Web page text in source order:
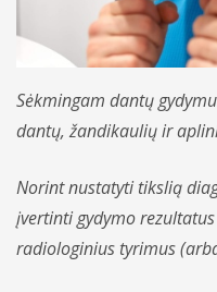
Kardiologija
Sėkmingam dantų
dantų, žandikaulių ir
Norint nustatyti tikslią
įvertinti gydymo
radiologinius tyrimus